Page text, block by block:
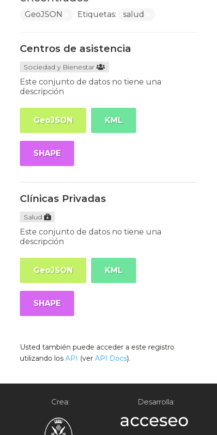
GeoJSON Etiquetas: salud
Centros de asistencia
Sociedad y Bienestar
Este conjunto de datos no tiene una
descripción
GeoJSON KML
SHAPE
Clínicas Privadas
Salud
Este conjunto de datos no tiene una
descripción
GeoJSON KML
SHAPE
Usted también puede acceder a este registro
utilizando losAPI (verAPI Docs).
Crea: Desarrolla: